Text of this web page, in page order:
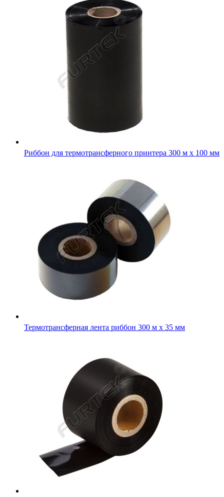
Риббон для термотрансферного принтера 300 м х 100 мм
Термотрансферная лента риббон 300 м х 35 мм